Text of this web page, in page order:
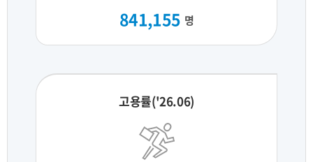
841,155 명
고용률('26.06)